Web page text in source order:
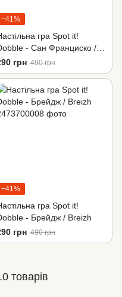
−41%
гра Spot it!
- Сан Франциско /
Francisco
грн 490 грн
−41%
гра Spot it!
- Брейдж / Breizh
грн 490 грн
товарів